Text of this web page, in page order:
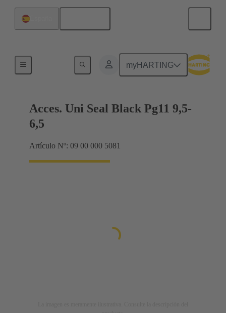
myHARTING
Acces. Uni Seal Black Pg11 9,5-
6,5
Artículo Nº: 09 00 000 5081